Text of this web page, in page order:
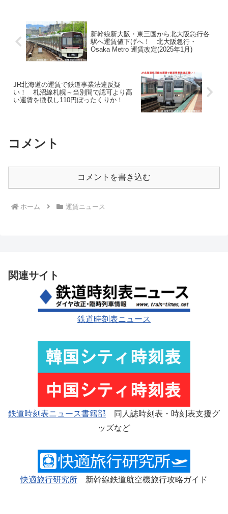
新幹線新大阪・東三国から北大阪急行各
駅へ運賃値下げへ！ 北大阪急行・
Osaka Metro 運賃改定(2025年1月)
JR北海道の運賃で鉄道事業法違反疑
い！ 札沼線札幌～当別間で認可より高
い運賃を徴収し110円ぼったくりか！
コメント
コメントを書き込む
ホーム 運賃ニュース
関連サイト
鉄道時刻表ニュース
鉄道時刻表ニュース書籍部 同人誌時刻表・時刻表支援グ
ッズなど
快適旅行研究所 新幹線鉄道航空機旅行攻略ガイド